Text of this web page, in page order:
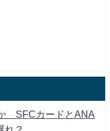
SFCカードとANA